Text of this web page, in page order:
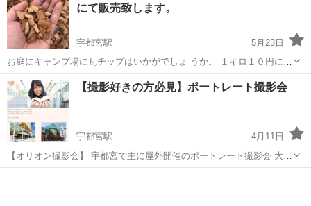
にて販売致します。
宇都宮駅
5月23日
お庭にキャンプ場に瓦チップはいかがでしょ うか。 １キロ１０円にて
販売致します。 １枚目の写メはサイズが１センチから３センチの瓦チ
ップになります。 ２枚目の写メはサイズが３センチから５センチの瓦
チップになります。 ３枚目...
栃木 宇都宮市 宇都宮駅 その他 キャンプ場
【撮影好きの方必見】ポートレート撮影会
宇都宮駅
4月11日
【オリオン撮影会】 宇都宮で主に屋外開催のポートレート撮影会 大学
生モデル中心でフレッシュ感に溢れます 初心者も気軽に撮影できる設